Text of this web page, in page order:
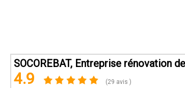
SOCOREBAT, Entreprise rénovation
4.9 (29 avis )